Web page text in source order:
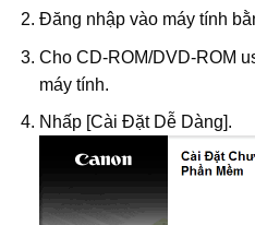
Đăng nhập vào máy tính
Cho CD-ROM/DVD-ROM
máy tính.
Nhấp [Cài Đặt Dễ Dàng].